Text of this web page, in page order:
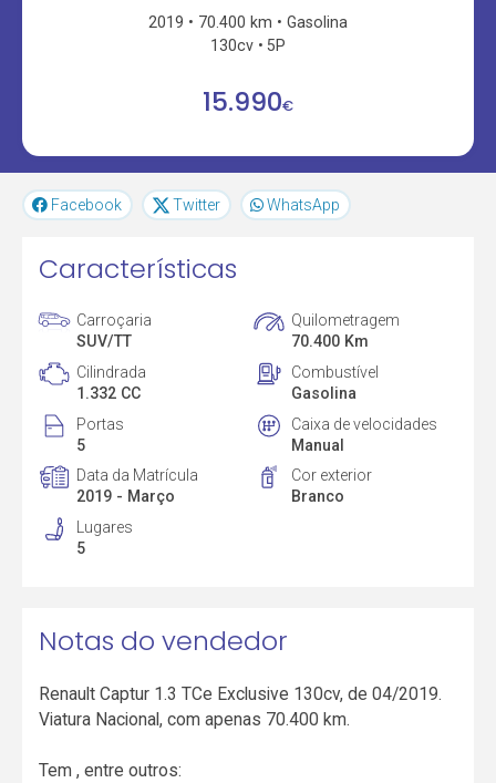
2019 70.400 km
Gasolina
130cv
5P
15.990€
Facebook Twitter WhatsApp
Características
Carroçaria
SUV/TT
Quilometragem
70.400 Km
Cilindrada
1.332 CC
Combustível
Gasolina
Portas
5
Caixa de velocidades
Manual
Data da Matrícula
2019 - Março
Cor exterior
Branco
Lugares
5
Notas do vendedor
Renault Captur 1.3 TCe Exclusive 130cv, de 04/2019.
Viatura Nacional, com apenas 70.400 km.
Tem , entre outros: